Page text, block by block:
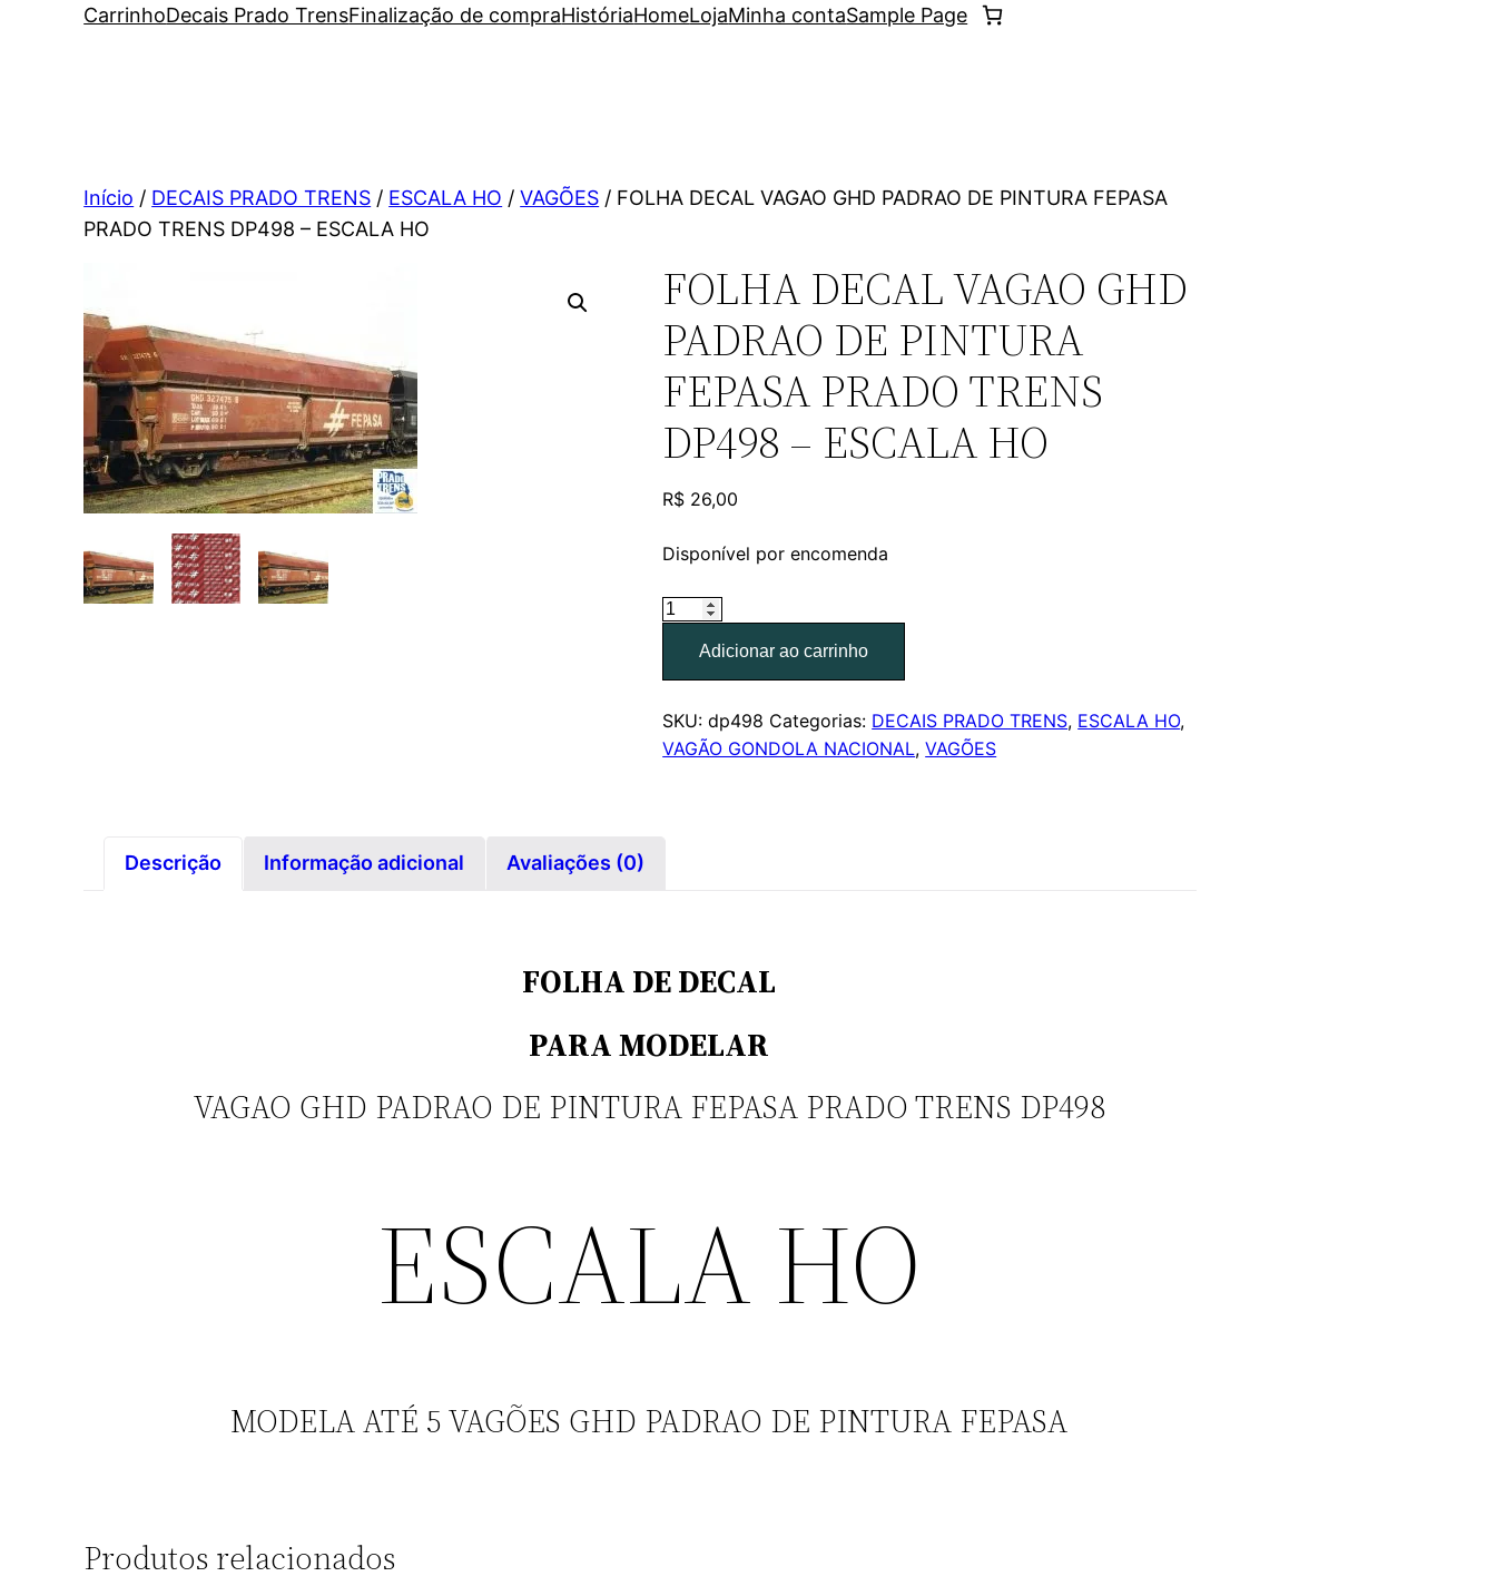
CarrinhoDecais Prado TrensFinalização de compraHistóriaHomeLojaMinha contaSample Page
Início / DECAIS PRADO TRENS / ESCALA HO /VAGÕES / FOLHA DECAL VAGAO GHD PADRAO DE PINTURA FEPASA
PRADO TRENS DP498 – ESCALA HO
FOLHA DECAL VAGAO GHD
PADRAO DE PINTURA
FEPASA PRADO TRENS
DP498 – ESCALA HO
R$ 26,00
Disponível por encomenda
FOLHA
VAGAO
PADRAO
DE
HO
quantidade
Adicionar ao carrinho
SKU:dp498 Categorias: DECAIS PRADO TRENS, ESCALA HO,
VAGÃO GONDOLA NACIONAL,VAGÕES
Descrição Informação adicional Avaliações (0)
FOLHA DE DECAL
PARA MODELAR
VAGAO GHD PADRAO DE PINTURA FEPASA PRADO TRENS DP498
ESCALA HO
MODELA ATÉ 5 VAGÕES GHD PADRAO DE PINTURA FEPASA
Produtos relacionados